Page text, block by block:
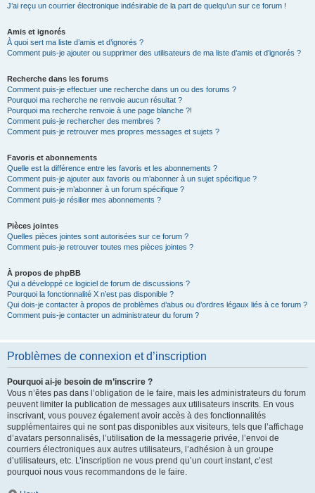
J’ai reçu un courrier électronique indésirable de la part de quelqu’un sur ce forum !
Amis et ignorés
À quoi sert ma liste d’amis et d’ignorés ?
Comment puis-je ajouter ou supprimer des utilisateurs de ma liste d’amis et d’ignorés ?
Recherche dans les forums
Comment puis-je effectuer une recherche dans un ou des forums ?
Pourquoi ma recherche ne renvoie aucun résultat ?
Pourquoi ma recherche renvoie à une page blanche ?!
Comment puis-je rechercher des membres ?
Comment puis-je retrouver mes propres messages et sujets ?
Favoris et abonnements
Quelle est la différence entre les favoris et les abonnements ?
Comment puis-je ajouter aux favoris ou m’abonner à un sujet spécifique ?
Comment puis-je m’abonner à un forum spécifique ?
Comment puis-je résilier mes abonnements ?
Pièces jointes
Quelles pièces jointes sont autorisées sur ce forum ?
Comment puis-je retrouver toutes mes pièces jointes ?
À propos de phpBB
Qui a développé ce logiciel de forum de discussions ?
Pourquoi la fonctionnalité X n’est pas disponible ?
Qui dois-je contacter à propos de problèmes d’abus ou d’ordres légaux liés à ce forum ?
Comment puis-je contacter un administrateur du forum ?
Problèmes de connexion et d’inscription
Pourquoi ai-je besoin de m’inscrire ?
Vous n’êtes pas dans l’obligation de le faire, mais les administrateurs du forum
peuvent limiter la publication de messages aux utilisateurs inscrits. En vous
inscrivant, vous pouvez également avoir accès à des fonctionnalités
supplémentaires qui ne sont pas disponibles aux visiteurs, tels que l’affichage
d’avatars personnalisés, l’utilisation de la messagerie privée, l’envoi de
courriers électroniques aux autres utilisateurs, l’adhésion à un groupe
d’utilisateurs, etc. L’inscription ne vous prend qu’un court instant, c’est
pourquoi nous vous recommandons de le faire.